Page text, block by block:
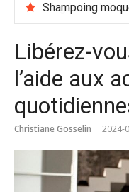
Libérez-
l’aide aux
Christiane Gosselin 2024-